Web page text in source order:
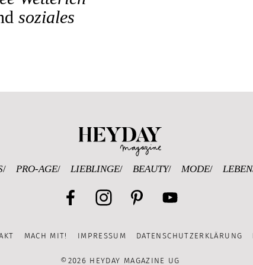
soziales
PRO-AGE LIEBLINGE BEAUTY MODE
Channel
MACH MIT! IMPRESSUM DATENSCHUTZERKLÄRUNG
©2026 HEYDAY MAGAZINE UG